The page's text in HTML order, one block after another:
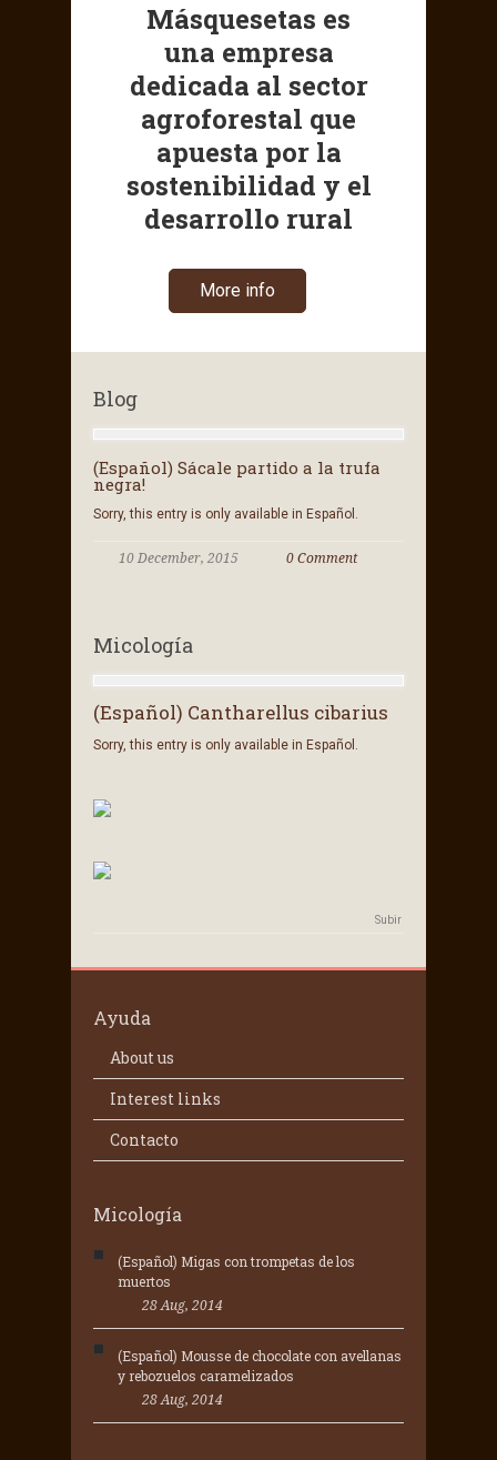
Másquesetas es
una empresa
dedicada al sector
agroforestal que
apuesta por la
sostenibilidad y el
desarrollo rural
More info
Blog
(Español) Sácale partido a la trufa
negra!
Sorry, this entry is only available in Español.
10 December, 2015 0 Comment
Micología
(Español) Cantharellus cibarius
Sorry, this entry is only available in Español.
Subir
Ayuda
About us
Interest links
Contacto
Micología
(Español) Migas con trompetas de los
muertos
28 Aug, 2014
(Español) Mousse de chocolate con avellanas
y rebozuelos caramelizados
28 Aug, 2014